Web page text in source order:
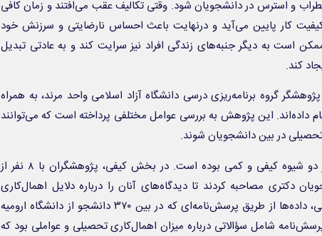
و استرس در دانشجویان شود. وقتی تکالیف عقب می‌افتند و زمان کافی
کیفیت کار پایین می‌آید و درنهایت باعث احساس نارضایتی و سرزنش خود
است به دیگر جنبه‌های زندگی افراد نیز سرایت کند و به عادتی تبدیل
کند.
پژوهشگر گروه برنامه‌ریزی درسی دانشگاه آزاد اسلامی واحد مرند، به همراه
داده‌اند. این پژوهش به بررسی عوامل مختلفی پرداخته است که می‌توانند
در بین دانشجویان شوند.
روش انجام این تحقیق ترکیبی از دو شیوه کیفی و کمی بوده است. در بخش کیفی، پژوهشگران با ۸ نفر از
و ۶ نفر از دانشجویان دکتری مصاحبه کردند تا دیدگاه‌های آنان را درباره دلایل اهمال‌کاری
تحصیلی جویا شوند. در بخش کمی، داده‌ها از طریق پرسش‌نامه‌ای که در بین ۳۷۰ دانشجو از دانشگاه ارومیه
شامل سؤالاتی درباره میزان اهمال‌کاری تحصیلی و عواملی بود که